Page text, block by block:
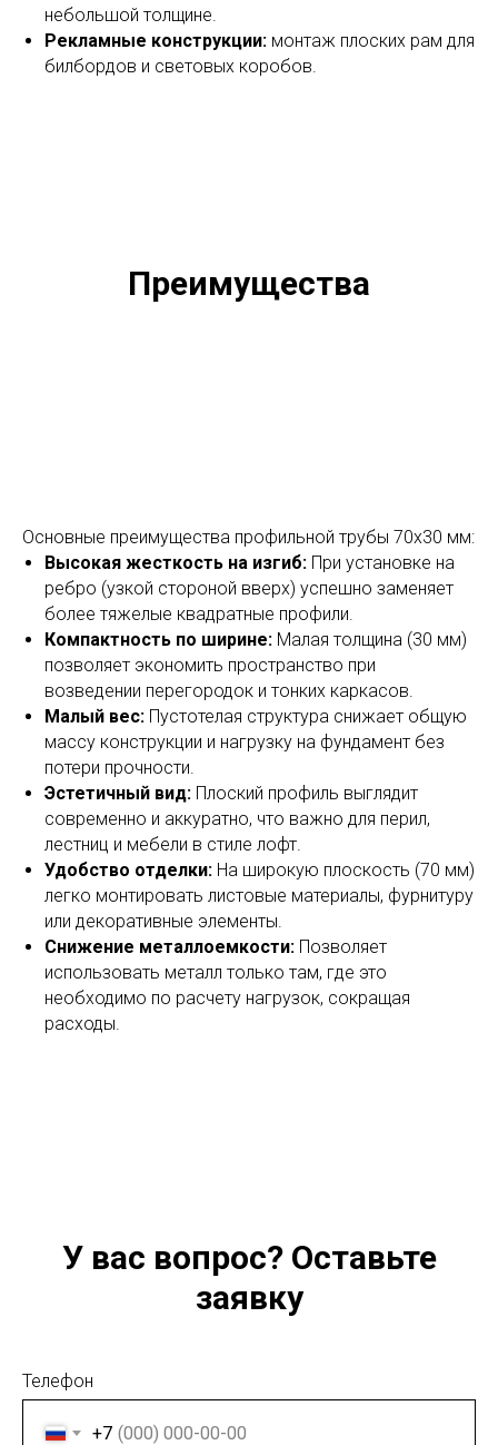
небольшой толщине.
Рекламные конструкции: монтаж плоских рам для
билбордов и световых коробов.
Преимущества
Основные преимущества профильной трубы 70х30 мм:
Высокая жесткость на изгиб: При установке на
ребро (узкой стороной вверх) успешно заменяет
более тяжелые квадратные профили.
Компактность по ширине: Малая толщина (30 мм)
позволяет экономить пространство при
возведении перегородок и тонких каркасов.
Малый вес: Пустотелая структура снижает общую
массу конструкции и нагрузку на фундамент без
потери прочности.
Эстетичный вид: Плоский профиль выглядит
современно и аккуратно, что важно для перил,
лестниц и мебели в стиле лофт.
Удобство отделки: На широкую плоскость (70 мм)
легко монтировать листовые материалы, фурнитуру
или декоративные элементы.
Снижение металлоемкости: Позволяет
использовать металл только там, где это
необходимо по расчету нагрузок, сокращая
расходы.
У вас вопрос? Оставьте
заявку
Телефон
+7